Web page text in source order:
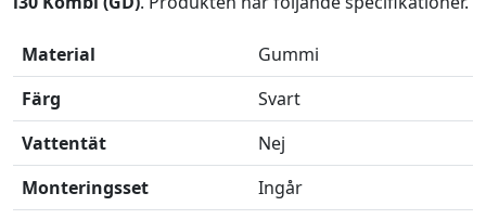
Material
Gummi
Färg
Svart
Vattentät
Nej
Monteringsset
Ingår